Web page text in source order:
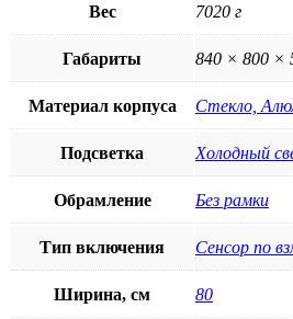
Вес 7020 г
Габариты 840 × 800 ×
Материал корпуса Стекло,
Подсветка Холодный
Обрамление Без рамки
Тип включения Сенсор по
Ширина, см 80